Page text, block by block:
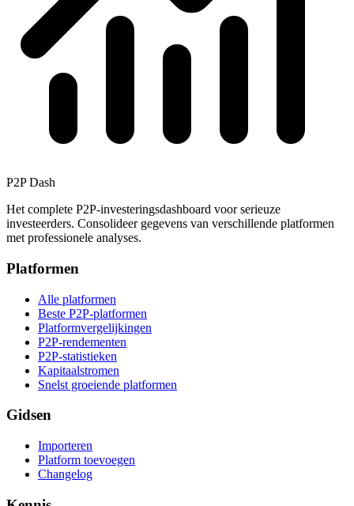
P2P Dash
Het complete P2P-investeringsdashboard voor serieuze
investeerders. Consolideer gegevens van verschillende platformen
met professionele analyses.
Platformen
Alle platformen
Beste P2P-platformen
Platformvergelijkingen
P2P-rendementen
P2P-statistieken
Kapitaalstromen
Snelst groeiende platformen
Gidsen
Importeren
Platform toevoegen
Changelog